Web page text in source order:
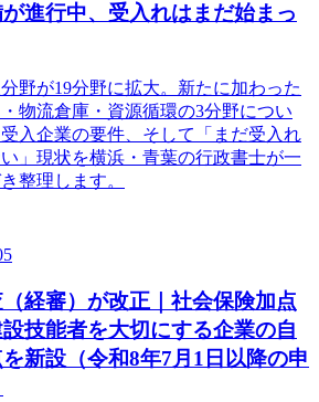
進行中、受入れはまだ始まっ
野が19分野に拡大。新たに加わった
物流倉庫・資源循環の3分野につい
入企業の要件、そして「まだ受入れ
」現状を横浜・青葉の行政書士が一
整理します。
経審）が改正｜社会保険加点
技能者を大切にする企業の自
新設（令和8年7月1日以降の申